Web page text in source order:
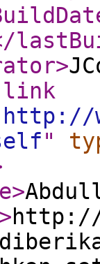
>
http://
"
>
>http://